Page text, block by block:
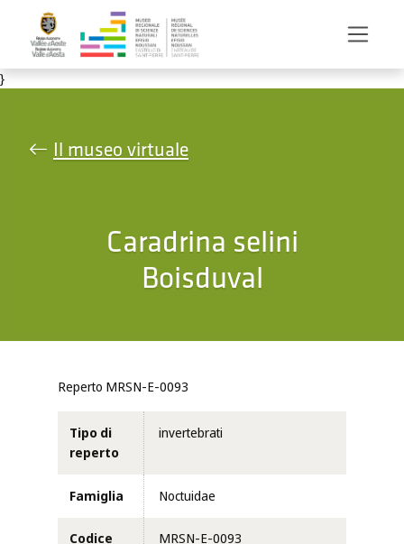
Salta al contenuto principale
}
Il museo virtuale
Caradrina selini
Boisduval
Reperto MRSN-E-0093
Tipo di
reperto
invertebrati
Famiglia Noctuidae
Codice
MRSN-E-0093